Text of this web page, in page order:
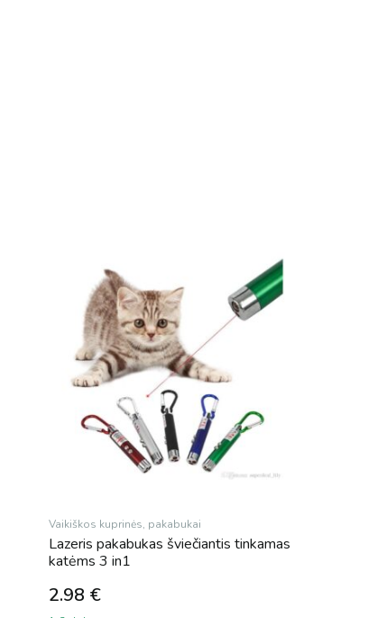
Vaikiškos kuprinės, pakabukai
Lazeris pakabukas šviečiantis tinkamas
katėms 3 in1
2.98 €